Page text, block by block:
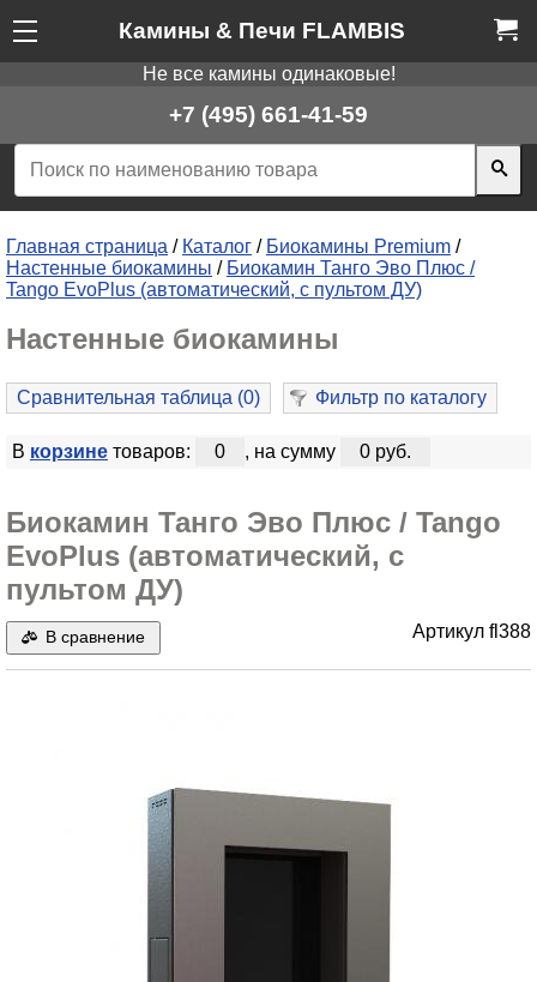
Камины & Печи FLAMBIS
Не все камины одинаковые!
+7 (495) 661-41-59
Главная страница / Каталог / Биокамины Premium /
Настенные биокамины / Биокамин Танго Эво Плюс /
Tango EvoPlus (автоматический, с пультом ДУ)
Настенные биокамины
Сравнительная таблица (0) Фильтр по каталогу
В корзинетоваров: 0 , на сумму 0 руб.
Биокамин Танго Эво Плюс / Tango
EvoPlus (автоматический, с
пультом ДУ)
В сравнение Артикул fl388